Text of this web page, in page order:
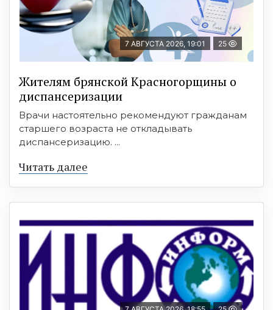
7 АВГУСТА 2026, 19:01 25
Жителям брянской Красногорщины о
диспансеризации
Врачи настоятельно рекомендуют гражданам
старшего возраста не откладывать
диспансеризацию. ...
Читать далее